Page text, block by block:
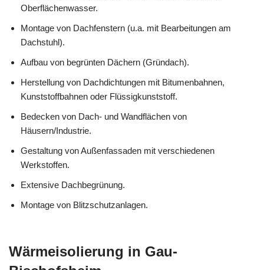
Oberflächenwasser.
Montage von Dachfenstern (u.a. mit Bearbeitungen am
Dachstuhl).
Aufbau von begrünten Dächern (Gründach).
Herstellung von Dachdichtungen mit Bitumenbahnen,
Kunststoffbahnen oder Flüssigkunststoff.
Bedecken von Dach- und Wandflächen von
Häusern/Industrie.
Gestaltung von Außenfassaden mit verschiedenen
Werkstoffen.
Extensive Dachbegrünung.
Montage von Blitzschutzanlagen.
Wärmeisolierung in Gau-